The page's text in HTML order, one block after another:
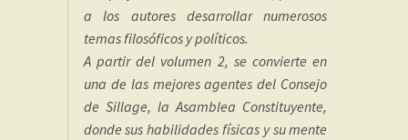
a los autores desarrollar numerosos
temas filosóficos y políticos.
A partir del volumen 2, se convierte en
una de las mejores agentes del Consejo
de Sillage, la Asamblea Constituyente,
donde sus habilidades físicas y su mente